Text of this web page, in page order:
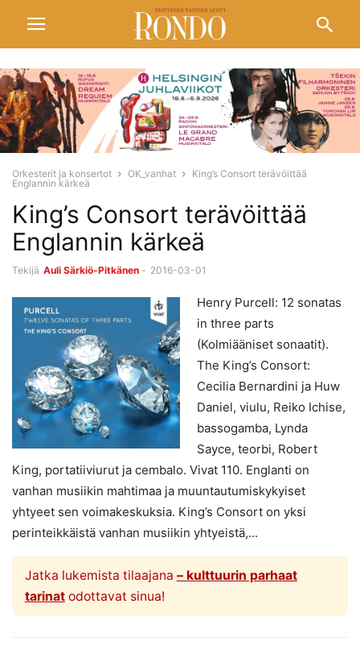
Orkesterit ja konsertot OK_vanhat
King’s Consort terävöittää
Englannin kärkeä
King’s Consort terävöittää
Englannin kärkeä
Tekijä Auli Särkiö-Pitkänen - 2016-03-01
Henry Purcell: 12 sonatas
in three parts
(Kolmiääniset sonaatit).
The King’s Consort:
Cecilia Bernardini ja Huw
Daniel, viulu, Reiko Ichise,
bassogamba, Lynda
Sayce, teorbi, Robert
King, portatiiviurut ja cembalo. Vivat 110. Englanti on
vanhan musiikin mahtimaa ja muuntautumiskykyiset
yhtyeet sen voimakeskuksia. King’s Consort on yksi
perinteikkäistä vanhan musiikin yhtyeistä,...
Jatka lukemista tilaajana – kulttuurin parhaat
tarinatodottavat sinua!